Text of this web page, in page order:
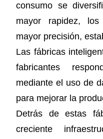
consumo se
mayor rapidez, los
mayor precisión,
Las fábricas
fabricantes
mediante el uso de
para mejorar la
Detrás de estas
creciente